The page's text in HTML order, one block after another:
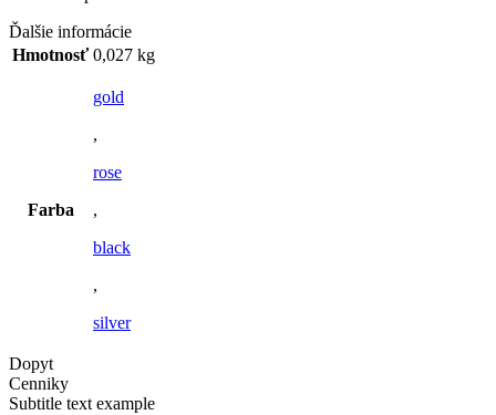
Ďalšie informácie
Hmotnosť 0,027 kg
Farba
gold
,
rose
,
black
,
silver
Dopyt
Cenniky
Subtitle text example